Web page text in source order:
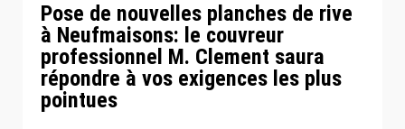
Pose de nouvelles planches de rive
à Neufmaisons: le couvreur
professionnel M. Clement saura
répondre à vos exigences les plus
pointues